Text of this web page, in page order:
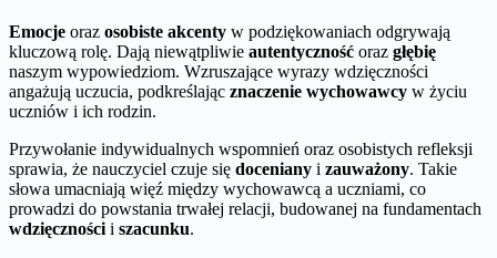
Emocje oraz osobiste akcenty w podziękowaniach odgrywają
kluczową rolę. Dają niewątpliwie autentyczność oraz głębię
naszym wypowiedziom. Wzruszające wyrazy wdzięczności
angażują uczucia, podkreślając znaczenie wychowawcy w życiu
uczniów i ich rodzin.
Przywołanie indywidualnych wspomnień oraz osobistych refleksji
sprawia, że nauczyciel czuje się doceniany i zauważony. Takie
słowa umacniają więź między wychowawcą a uczniami, co
prowadzi do powstania trwałej relacji, budowanej na fundamentach
wdzięczności i szacunku.